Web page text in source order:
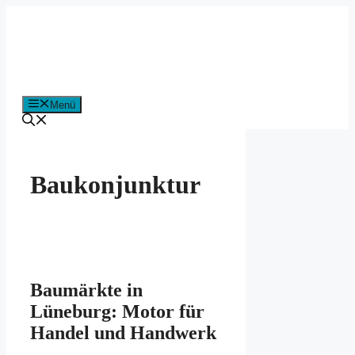
Menü
Baukonjunktur
Baumärkte in
Lüneburg: Motor für
Handel und Handwerk